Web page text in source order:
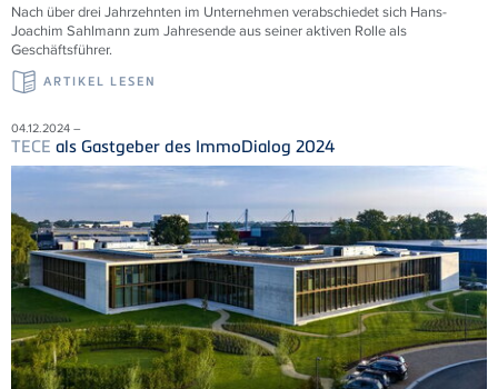
Nach über drei Jahrzehnten im Unternehmen verabschiedet sich Hans-
Joachim Sahlmann zum Jahresende aus seiner aktiven Rolle als
Geschäftsführer.
ARTIKEL LESEN
04.12.2024 –
TECE als Gastgeber des ImmoDialog 2024